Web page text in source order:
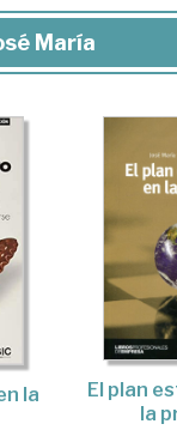
María
la
El plan
la